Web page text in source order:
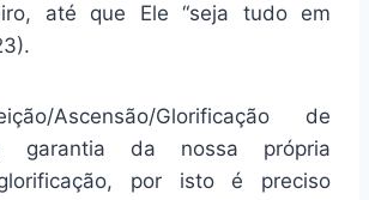
até que Ele “seja tudo em
Ascensão/Glorificação de
da nossa própria
glorificação, por isto é preciso